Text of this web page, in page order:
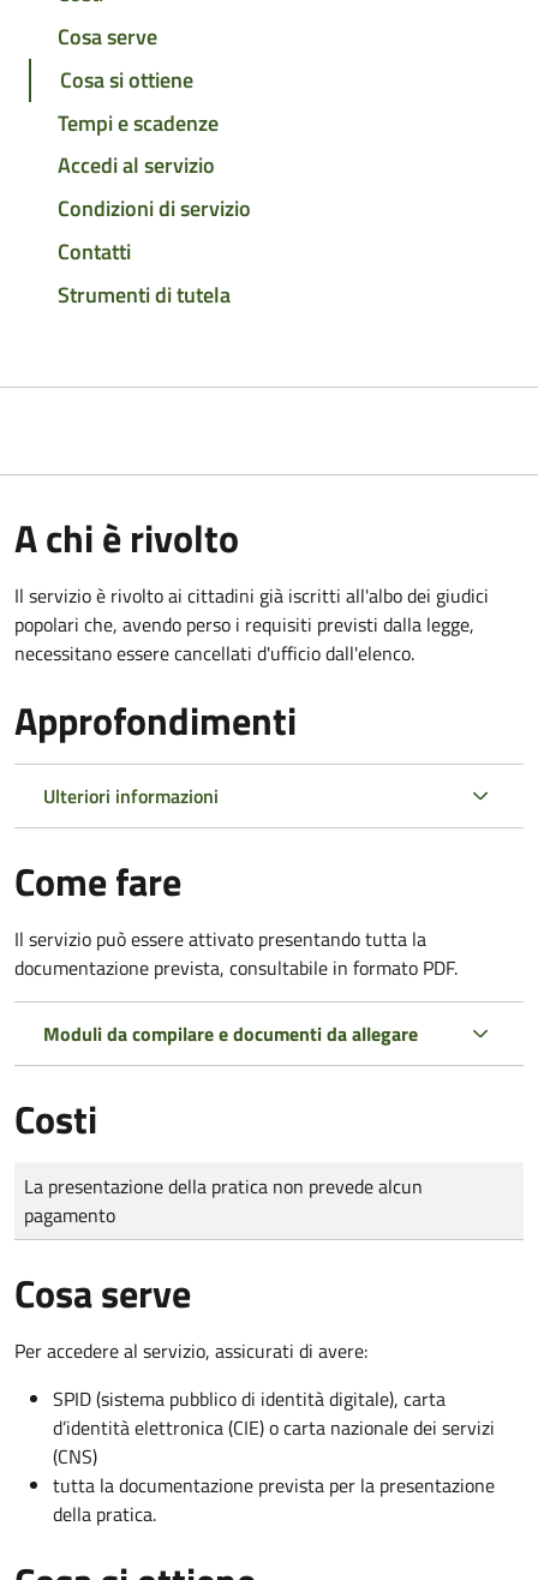
Cosa serve
Cosa si ottiene
Tempi e scadenze
Accedi al servizio
Condizioni di servizio
Contatti
Strumenti di tutela
A chi è rivolto
Il servizio è rivolto ai cittadini già iscritti all'albo dei giudici
popolari che, avendo perso i requisiti previsti dalla legge,
necessitano essere cancellati d'ufficio dall'elenco.
Approfondimenti
Ulteriori informazioni
Come fare
Il servizio può essere attivato presentando tutta la
documentazione prevista, consultabile in formato PDF.
Moduli da compilare e documenti da allegare
Costi
Tipo di pagamento
Importo
La presentazione della pratica non prevede alcun
pagamento
Cosa serve
Per accedere al servizio, assicurati di avere:
SPID (sistema pubblico di identità digitale), carta
d’identità elettronica (CIE) o carta nazionale dei servizi
(CNS)
tutta la documentazione prevista per la presentazione
della pratica.